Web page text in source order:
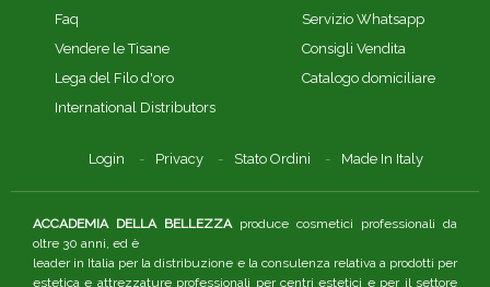
Faq
Vendere le Tisane
Lega del Filo d'oro
International Distributors
Servizio Whatsapp
Consigli Vendita
Catalogo domiciliare
Login Privacy Stato Ordini Made In Italy
ACCADEMIA DELLA BELLEZZAproduce cosmetici professionali da
oltre 30 anni, ed è
leader in Italia per la distribuzione e la consulenza relativa a prodotti per
estetica e attrezzature professionali per centri estetici e per il settore